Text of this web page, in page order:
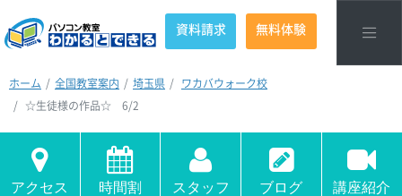
資料請求 無料体験
ホーム 全国教室案内 埼玉県
ワカバウォーク校
☆生徒様の作品☆ 6/2
アクセス 時間割 スタッフ ブログ 講座紹介